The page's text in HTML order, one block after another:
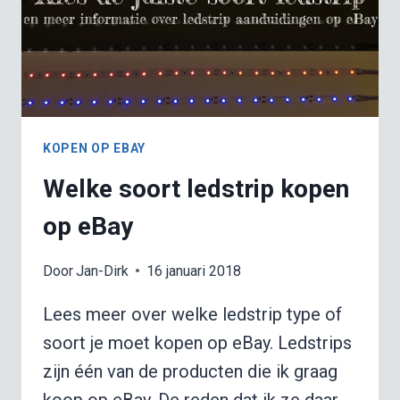
KOPEN OP EBAY
Welke soort ledstrip kopen
op eBay
DoorJan-Dirk 16 januari 2018
Lees meer over welke ledstrip type of
soort je moet kopen op eBay. Ledstrips
zijn één van de producten die ik graag